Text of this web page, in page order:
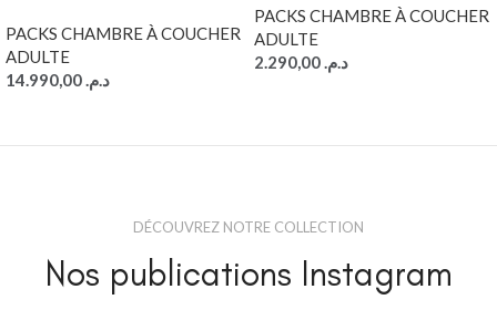
PACKS CHAMBRE À COUCHER
ADULTE
د.م.
PACKS CHAMBRE À COUCHER
ADULTE
د.م.
DÉCOUVREZ NOTRE COLLECTION
Nos publications Instagram